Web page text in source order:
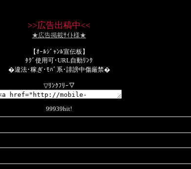
>>広告出稿中<<
★広告掲載ｻｲﾄ様★
【ｵｰﾙｼﾞｬﾝﾙ宣伝板】
ﾀｸﾞ使用可･URL自動ﾘﾝｸ
�違法･稼ぎ･ﾓﾊﾞ系･誹謗中傷厳禁�
▽ﾘﾝｸﾌﾘｰ▽
99939hit!